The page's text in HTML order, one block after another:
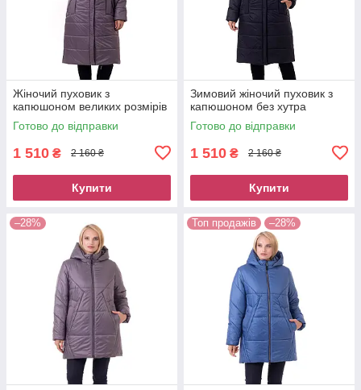
Жіночий пуховик з
капюшоном великих розмірів
Готово до відправки
1 510 ₴ 2 160 ₴
Купити
Зимовий жіночий пуховик з
капюшоном без хутра
Готово до відправки
1 510 ₴ 2 160 ₴
Купити
–28% Топ продажів –28%